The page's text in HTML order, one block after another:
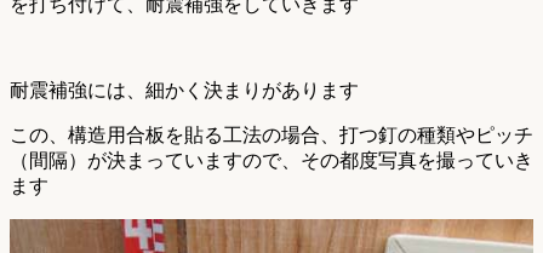
耐震補強には、細かく決まりがあります
この、構造用合板を貼る工法の場合、打つ釘の種類やピッチ
（間隔）が決まっていますので、その都度写真を撮っていき
ます